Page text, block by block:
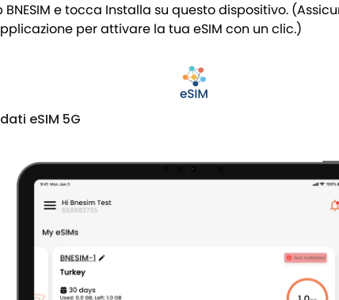
BNESIM e tocca Installa su questo dispositivo.
per attivare la tua eSIM con un clic.)
eSIM 5G